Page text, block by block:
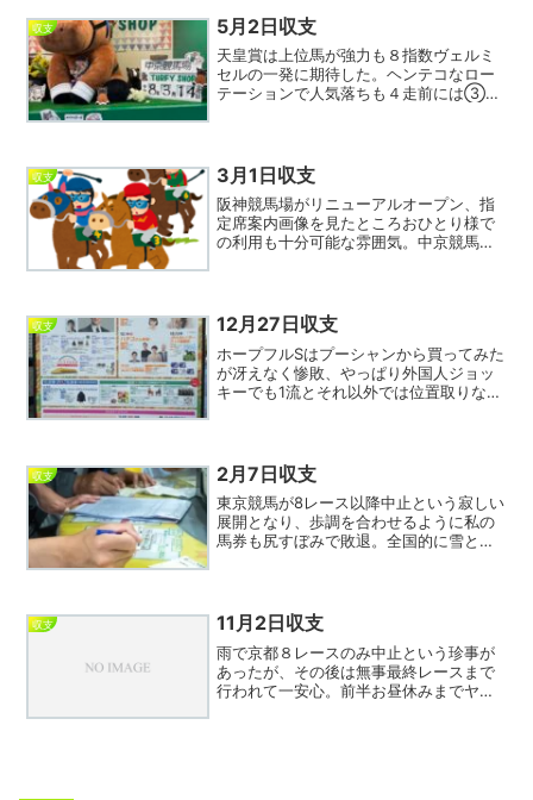
念は8指数...
収支 5月2日収支
天皇賞は上位馬が強力も８指数ヴェルミ
セルの一発に期待した。ヘンテコなロー
テーションで人気落ちも４走前には③ア
の収支はマイナスとなり、連...
収支 3月1日収支
阪神競馬場がリニューアルオープン、指
定席案内画像を見たところおひとり様で
の利用も十分可能な雰囲気。中京競馬場
プでワイワイするシート...
収支 12月27日収支
ホープフルSはプーシャンから買ってみた
が冴えなく惨敗、やっぱり外国人ジョッ
キーでも1流とそれ以外では位置取りなど
①エキサイトバイオか...
収支 2月7日収支
東京競馬が8レース以降中止という寂しい
展開となり、歩調を合わせるように私の
馬券も尻すぼみで敗退。全国的に雪との
あり、ビックリ。前日...
収支 11月2日収支
雨で京都８レースのみ中止という珍事が
あったが、その後は無事最終レースまで
行われて一安心。前半お昼休みまでヤキ